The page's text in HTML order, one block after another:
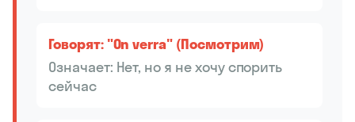
Говорят: "On verra" (Посмотрим)
Означает: Нет, но я не хочу спорить
сейчас